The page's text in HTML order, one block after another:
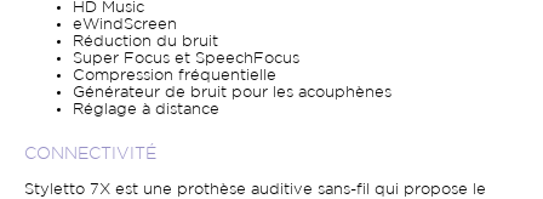
HD Music
eWindScreen
Réduction du bruit
Super Focus et SpeechFocus
Compression fréquentielle
Générateur de bruit pour les acouphènes
Réglage à distance
CONNECTIVITÉ
Styletto 7X est une prothèse auditive sans-fil qui propose le